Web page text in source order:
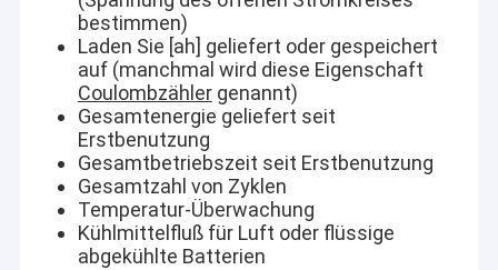
bestimmen)
Laden Sie [ah] geliefert oder gespeichert
auf (manchmal wird diese Eigenschaft
Coulombzählergenannt)
Gesamtenergie geliefert seit
Erstbenutzung
Gesamtbetriebszeit seit Erstbenutzung
Gesamtzahl von Zyklen
Temperatur-Überwachung
Kühlmittelfluß für Luft oder flüssige
abgekühlte Batterien